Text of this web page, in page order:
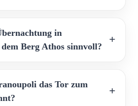
in
Berg Athos sinnvoll?
das Tor zum